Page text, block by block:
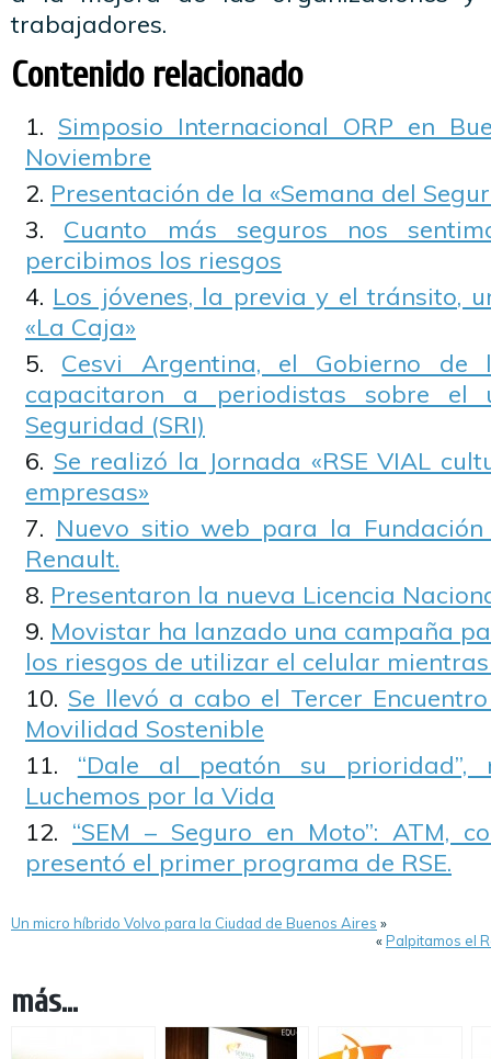
trabajadores.
Contenido relacionado
Simposio Internacional ORP en
Noviembre
Presentación de la «Semana del
Cuanto más seguros nos
percibimos los riesgos
Los jóvenes, la previa y el tránsito,
«La Caja»
Cesvi Argentina, el Gobierno
capacitaron a periodistas sobre el
Seguridad (SRI)
Se realizó la Jornada «RSE VIAL
empresas»
Nuevo sitio web para la Fundación
Renault.
Presentaron la nueva Licencia
Movistar ha lanzado una campaña
los riesgos de utilizar el celular
Se llevó a cabo el Tercer
Movilidad Sostenible
“Dale al peatón su prioridad”,
Luchemos por la Vida
“SEM – Seguro en Moto”: ATM,
presentó el primer programa de RSE.
Un micro híbrido Volvo para la Ciudad de Buenos Aires »
«Palpitamos el
más...